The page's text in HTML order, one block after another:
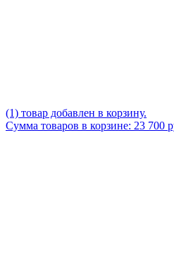
(1) товар добавлен в корзину.
Сумма товаров в корзине: 23 700